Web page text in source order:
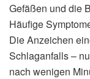
Gefäßen und die
Häufige
Die Anzeichen
Schlaganfalls –
nach wenigen